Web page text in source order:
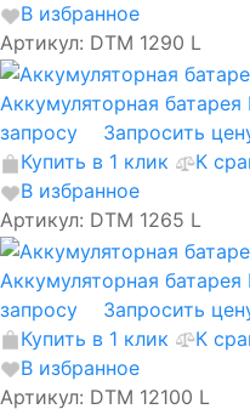
В избранное
Артикул: DTM 1290 L
Аккумуляторная
запросу
Запросить
Купить в 1 клик
К
В избранное
Артикул: DTM 1265 L
Аккумуляторная
запросу
Запросить
Купить в 1 клик
К
В избранное
Артикул: DTM 12100 L